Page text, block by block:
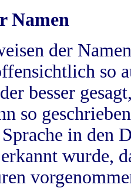
Namen
der
so
besser
so
Sprache in
wurde,